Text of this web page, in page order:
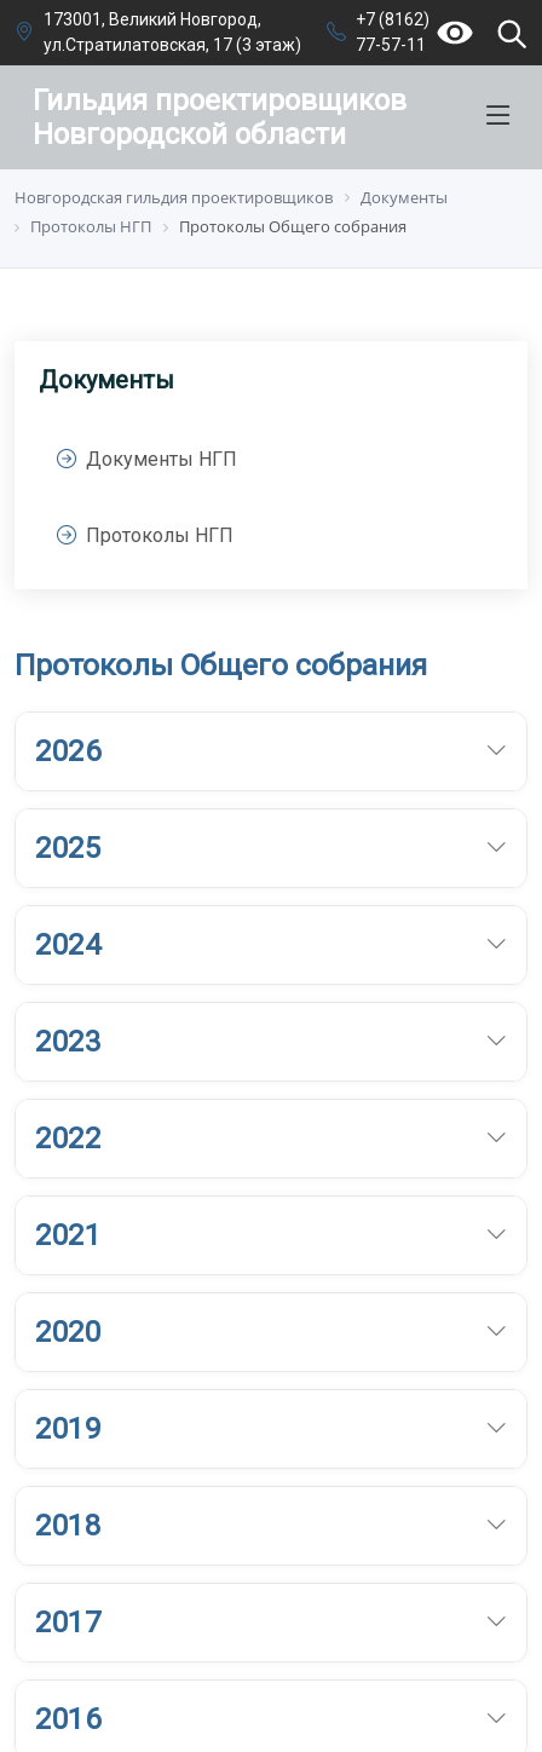
173001, Великий Новгород,
ул.Стратилатовская, 17 (3 этаж)
+7 (8162)
77-57-11
Гильдия проектировщиков
Новгородской области
Новгородская гильдия проектировщиков
Документы
Протоколы НГП
Протоколы Общего собрания
Документы
Документы НГП
Протоколы НГП
Протоколы Общего собрания
2026
2025
2024
2023
2022
2021
2020
2019
2018
2017
2016